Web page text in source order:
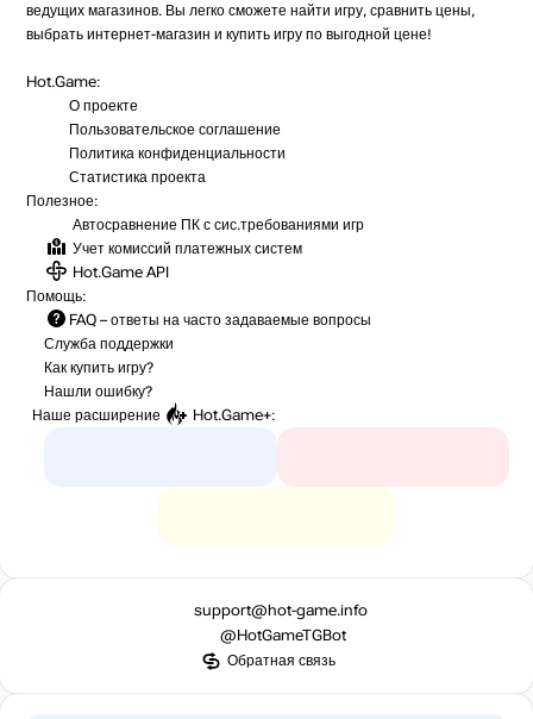
ведущих магазинов. Вы легко сможете найти игру, сравнить цены,
выбрать интернет-магазин и купить игру по выгодной цене!
Hot.Game:
О проекте
Пользовательское соглашение
Политика конфиденциальности
Статистика проекта
Полезное:
Автосравнение ПК с сис.требованиями игр
Учет комиссий платежных систем
Hot.Game API
Помощь:
FAQ – ответы на часто задаваемые вопросы
Служба поддержки
Как купить игру?
Нашли ошибку?
Наше расширение
Hot.Game+:
support@hot-game.info
@HotGameTGBot
Обратная связь